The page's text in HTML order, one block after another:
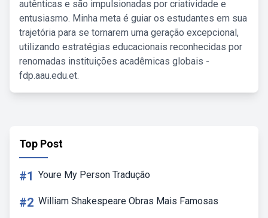
autênticas e são impulsionadas por criatividade e
entusiasmo. Minha meta é guiar os estudantes em sua
trajetória para se tornarem uma geração excepcional,
utilizando estratégias educacionais reconhecidas por
renomadas instituições acadêmicas globais -
fdp.aau.edu.et.
Top Post
#1 Youre My Person Tradução
#2 William Shakespeare Obras Mais Famosas